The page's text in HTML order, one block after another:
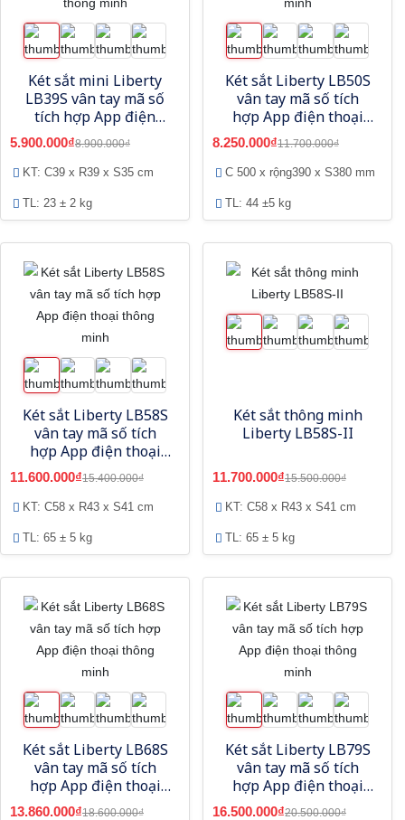
Két sắt mini Liberty
LB39S vân tay mã số
tích hợp App điện
thoại thông minh
5.900.000₫8.900.000₫
KT: C39 x R39 x S35 cm
TL: 23 ± 2 kg
Két sắt Liberty LB50S
vân tay mã số tích
hợp App điện thoại
thông minh
8.250.000₫11.700.000₫
C 500 x rộng390 x S380 mm
TL: 44 ±5 kg
Két sắt Liberty LB58S
vân tay mã số tích
hợp App điện thoại
thông minh
11.600.000₫15.400.000₫
KT: C58 x R43 x S41 cm
TL: 65 ± 5 kg
Két sắt thông minh
Liberty LB58S-II
11.700.000₫15.500.000₫
KT: C58 x R43 x S41 cm
TL: 65 ± 5 kg
Két sắt Liberty LB68S
vân tay mã số tích
hợp App điện thoại
thông minh
13.860.000₫18.600.000₫
Két sắt Liberty LB79S
vân tay mã số tích
hợp App điện thoại
thông minh
16.500.000₫20.500.000₫